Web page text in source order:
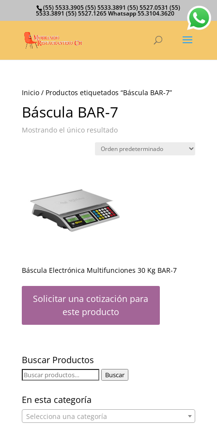
(55) 5533.3905 (55) 5533.3891 (55) 5527.0531 (55)
5533.3891 (55) 5527.1265 Whatsapp 55.3104.3620
Inicio/ Productos etiquetados “Báscula BAR-7”
Báscula BAR-7
Mostrando el único resultado
Báscula Electrónica Multifunciones 30 Kg BAR-7
Solicitar una cotización para
este producto
Buscar Productos
Buscar
Buscar
En esta categoría
Selecciona una categoría